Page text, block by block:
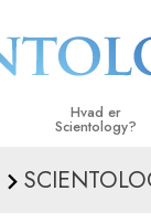
Hvad er
Scientology?
Anskuelser og